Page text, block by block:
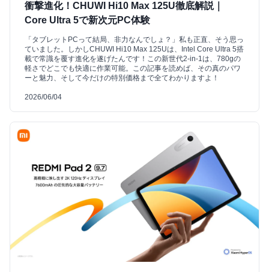
衝撃進化！CHUWI Hi10 Max 125U徹底解説｜
Core Ultra 5で新次元PC体験
「タブレットPCって結局、非力なんでしょ？」私も正直、そう思っ
ていました。しかしCHUWI Hi10 Max 125Uは、Intel Core Ultra 5搭
載で常識を覆す進化を遂げたんです！この新世代2-in-1は、780gの
軽さでどこでも快適に作業可能。この記事を読めば、その真のパワ
ーと魅力、そして今だけの特別価格まで全てわかりますよ！
2026/06/04